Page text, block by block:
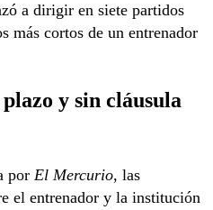
a dirigir en siete partidos
más cortos de un entrenador
y sin cláusula
por El Mercurio, las
el entrenador y la institución